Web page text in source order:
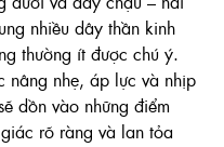
nhiều dây thần kinh
thường ít được chú ý.
nâng nhẹ, áp lực và nhịp
dồn vào những điểm
rõ ràng và lan tỏa